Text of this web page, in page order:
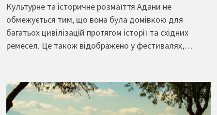
Культурне та історичне розмаїття Адани не
обмежується тим, що вона була домівкою для
багатьох цивілізацій протягом історії та східних
ремесел. Це також відображено у фестивалях,…